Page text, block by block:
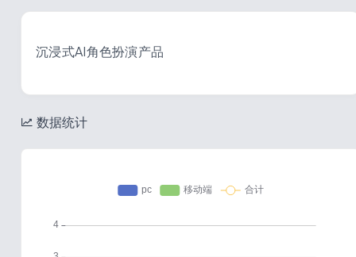
沉浸式AI角色扮演产品
数据统计